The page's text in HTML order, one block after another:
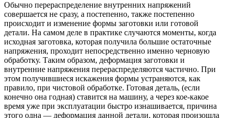
Обычно перераспределение внутренних напряжений
совершается не сразу, а постепенно, также постепенно
происходит и изменение формы заготовки или готовой
детали. На самом деле в практике случаются моменты, когда
исходная заготовка, которая получила большие остаточные
напряжения, проходит непосредственно именно черновую
обработку. Таким образом, деформация заготовки и
внутренние напряжения перераспределяются частично. При
этом получившиеся искажения формы устраняются, как
правило, при чистовой обработке. Готовая деталь, (если
конечно она годная) ставится на машину, а через кое-какое
время уже при эксплуатации быстро изнашивается, причина
этого одна — деформация данной детали, которая произошла